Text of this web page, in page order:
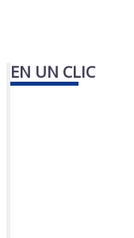
EN UN CLIC